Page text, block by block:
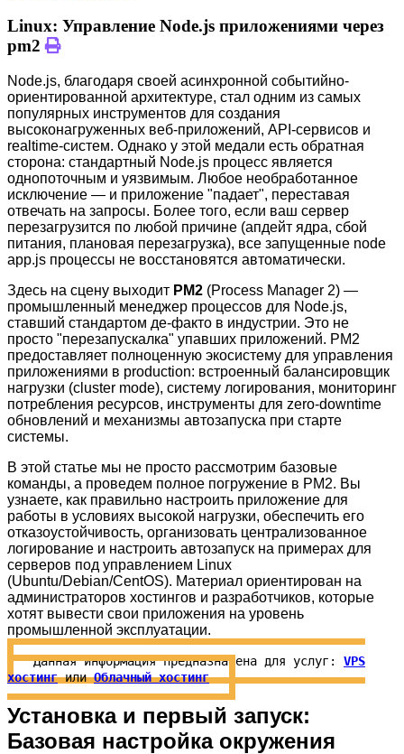
Linux: Управление Node.js приложениями через
pm2
Node.js, благодаря своей асинхронной событийно-
ориентированной архитектуре, стал одним из самых
популярных инструментов для создания
высоконагруженных веб-приложений, API-сервисов и
realtime-систем. Однако у этой медали есть обратная
сторона: стандартный Node.js процесс является
однопоточным и уязвимым. Любое необработанное
исключение — и приложение "падает", переставая
отвечать на запросы. Более того, если ваш сервер
перезагрузится по любой причине (апдейт ядра, сбой
питания, плановая перезагрузка), все запущенные node
app.js процессы не восстановятся автоматически.
Здесь на сцену выходит PM2 (Process Manager 2) —
промышленный менеджер процессов для Node.js,
ставший стандартом де-факто в индустрии. Это не
просто "перезапускалка" упавших приложений. PM2
предоставляет полноценную экосистему для управления
приложениями в production: встроенный балансировщик
нагрузки (cluster mode), систему логирования, мониторинг
потребления ресурсов, инструменты для zero-downtime
обновлений и механизмы автозапуска при старте
системы.
В этой статье мы не просто рассмотрим базовые
команды, а проведем полное погружение в PM2. Вы
узнаете, как правильно настроить приложение для
работы в условиях высокой нагрузки, обеспечить его
отказоустойчивость, организовать централизованное
логирование и настроить автозапуск на примерах для
серверов под управлением Linux
(Ubuntu/Debian/CentOS). Материал ориентирован на
администраторов хостингов и разработчиков, которые
хотят вывести свои приложения на уровень
промышленной эксплуатации.
Данная информация предназначена для услуг: VPS
хостингилиОблачный хостинг
Установка и первый запуск:
Базовая настройка окружения